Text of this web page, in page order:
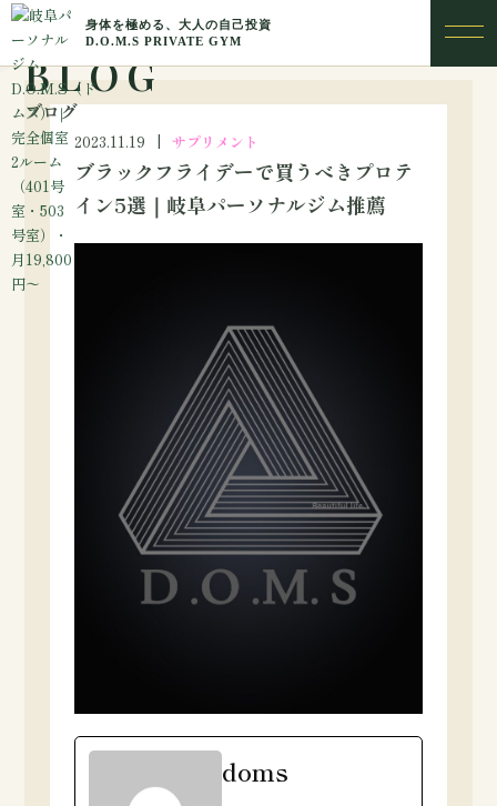
BLOG
ブログ
2023.11.19 サプリメント
ブラックフライデーで買うべきプロテ
イン5選｜岐阜パーソナルジム推薦
doms